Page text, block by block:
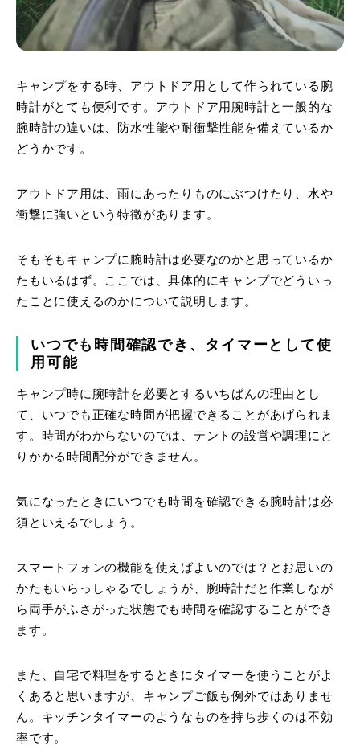
キャンプをする時、アウトドア用として作られている腕
時計がとても便利です。アウトドア用腕時計と一般的な
腕時計の違いは、防水性能や耐衝撃性能を備えているか
どうかです。
アウトドア用は、雨にあったりものにぶつけたり、水や
衝撃に強いという特徴があります。
そもそもキャンプに腕時計は必要なのかと思っているか
たもいるはず。ここでは、具体的にキャンプでどういっ
たことに使えるのかについて説明します。
いつでも時間確認でき、タイマーとして使
用可能
キャンプ時に腕時計を必要とするいちばんの理由とし
て、いつでも正確な時間が把握できることがあげられま
す。時間がわからないのでは、テントの設営や調理にと
りかかる時間配分ができません。
気になったときにいつでも時間を確認できる腕時計は必
須といえるでしょう。
スマートフォンの機能を使えばよいのでは？とお思いの
かたもいらっしゃるでしょうが、腕時計だと作業しなが
ら両手がふさがった状態でも時間を確認することができ
ます。
また、自宅で料理をするときにタイマーを使うことがよ
くあると思いますが、キャンプご飯も例外ではありませ
ん。キッチンタイマーのようなものを持ち歩くのは不効
率です。